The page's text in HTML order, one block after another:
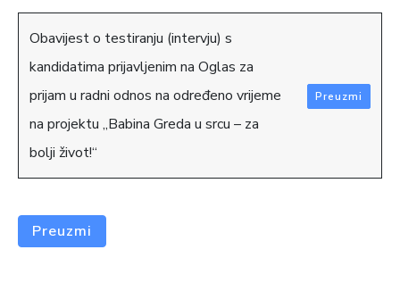
Obavijest o testiranju (intervju) s
kandidatima prijavljenim na Oglas za
prijam u radni odnos na određeno vrijeme
na projektu „Babina Greda u srcu – za
bolji život!“
Preuzmi
Preuzmi